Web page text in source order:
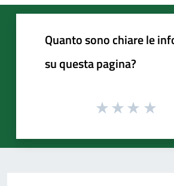
Quanto sono chiare le
su questa pagina?